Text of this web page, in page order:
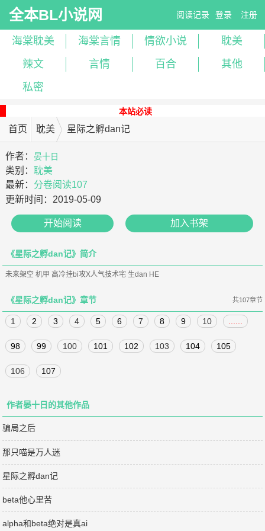
全本BL小说网 阅读记录 登录 注册
海棠耽美 海棠言情 情欲小说
耽美
辣文
言情 百合
其他
私密
本站必读
首页 耽美 星际之孵dan记
作者：晏十日
类别：耽美
最新： 分卷阅读107
更新时间： 2019-05-09
开始阅读 加入书架
《星际之孵dan记》简介
未来架空 机甲 高冷挂bi攻X人气技术宅 生dan HE
《星际之孵dan记》章节 共107章节
1 2 3 4 5 6 7 8 9 10
98 99 100 101 102 103 104 105
106 107
作者晏十日的其他作品
骗局之后
那只喵是万人迷
星际之孵dan记
beta他心里苦
alpha和beta绝对是真ai